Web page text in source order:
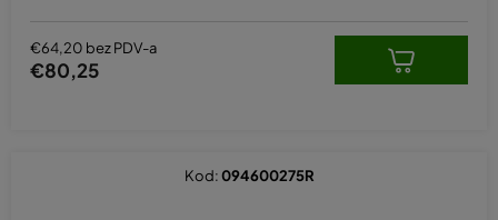
€64,20 bez PDV-a
€80,25
Kod:094600275R